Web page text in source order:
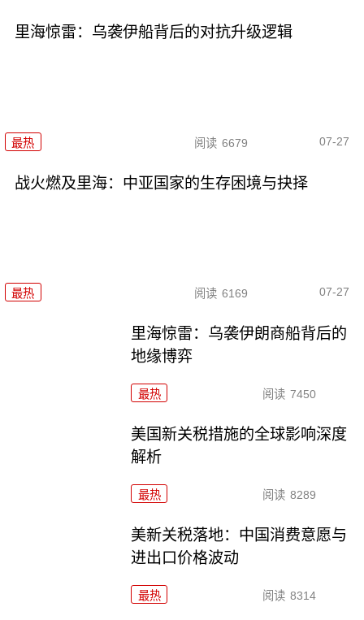
里海惊雷：乌袭伊船背后的对抗升级逻辑
最热 阅读 6679 07-27
战火燃及里海：中亚国家的生存困境与抉择
最热 阅读 6169 07-27
里海惊雷：乌袭伊朗商船背后的
地缘博弈
最热 阅读 7450
美国新关税措施的全球影响深度
解析
最热 阅读 8289
美新关税落地：中国消费意愿与
进出口价格波动
最热 阅读 8314